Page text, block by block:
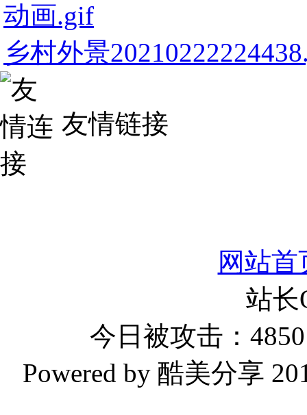
动画.gif
乡村外景
友情链接
网站首
站
今日被攻击：
Powered by 酷美分享